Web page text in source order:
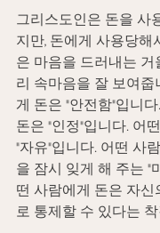
그리스도인은 돈을 사
지만, 돈에게 사용당해
은 마음을 드러내는 거
리 속마음을 잘 보여줍
게 돈은 "안전함"입니
돈은 "인정"입니다. 어
"자유"입니다. 어떤 사
을 잠시 잊게 해 주는 "
떤 사람에게 돈은 자신
로 통제할 수 있다는